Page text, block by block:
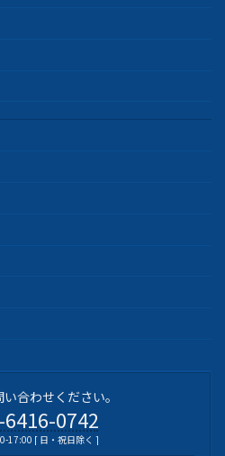
合わせください。
0742
17:00 [ 日・祝日除く ]